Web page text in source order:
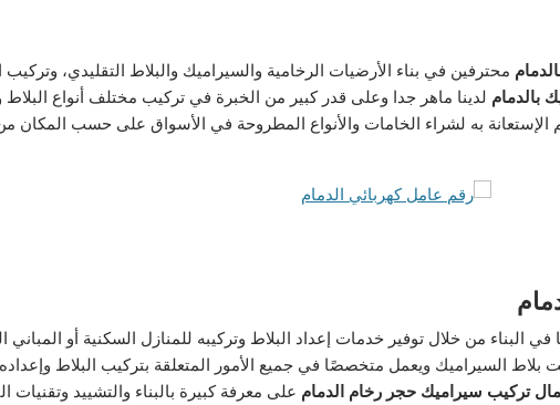
محترفين في بناء الأرضيات الرخامية والسيراميك والبلاط التقليدي، وتركيب
بالدمام لدينا ماهر جدا وعلى قدر كبير من الخبرة في تركيب مختلف أنواع البلاط
الإستعانة به لشراء الخامات والأنواع المطروحة في الأسواق على حسب المكان
في البناء من خلال توفير خدمات إعداد البلاط وتركيبه للمنازل السكنية أو المباني
بلاط السيراميك ويعمل متخصصًا في جميع الأمور المتعلقة بتركيب البلاط
تركيب سيراميك حجر رخام الدمام على معرفة كبيرة بالبناء والتشييد وتقنيات